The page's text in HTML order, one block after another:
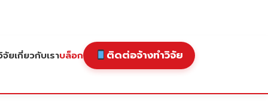
จัยเกี่ยวกับเราบล็อก ติดต่อจ้างทำวิจัย